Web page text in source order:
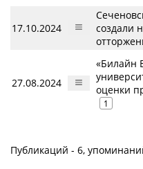
17.10.2024
создали
27.08.2024
«Билайн
оценки
1
Публикаций - 6,